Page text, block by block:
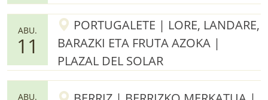
ABU.
11
PORTUGALETE | LORE, LANDARE,
BARAZKI ETA FRUTA AZOKA |
PLAZAL DEL SOLAR
ABU.